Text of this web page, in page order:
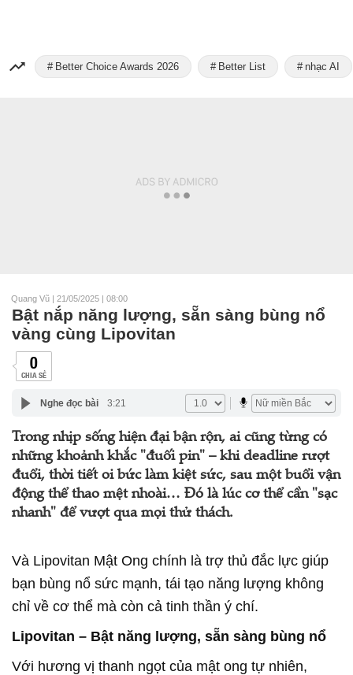
Better Choice Awards 2026 Better List nhạc AI
Quang Vũ | 21/05/2025 | 08:00
Bật nắp năng lượng, sẵn sàng bùng nổ
vàng cùng Lipovitan
0
CHIA SẺ
Nghe đọc bài 3:21
Trong nhịp sống hiện đại bận rộn, ai cũng từng có
những khoảnh khắc "đuối pin" – khi deadline rượt
đuổi, thời tiết oi bức làm kiệt sức, sau một buổi vận
động thể thao mệt nhoài… Đó là lúc cơ thể cần "sạc
nhanh" để vượt qua mọi thử thách.
Và Lipovitan Mật Ong chính là trợ thủ đắc lực giúp
bạn bùng nổ sức mạnh, tái tạo năng lượng không
chỉ về cơ thể mà còn cả tinh thần ý chí.
Lipovitan – Bật năng lượng, sẵn sàng bùng nổ
Với hương vị thanh ngọt của mật ong tự nhiên,